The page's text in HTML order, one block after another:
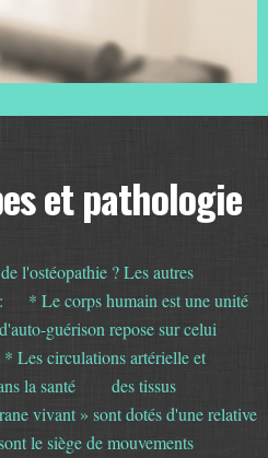
et pathologie
l'ostéopathie ? Les autres
: * Le corps humain est une unité
guérison repose sur celui
circulations artérielle et
la santé des tissus
vivant » sont dotés d'une relative
le siège de mouvements